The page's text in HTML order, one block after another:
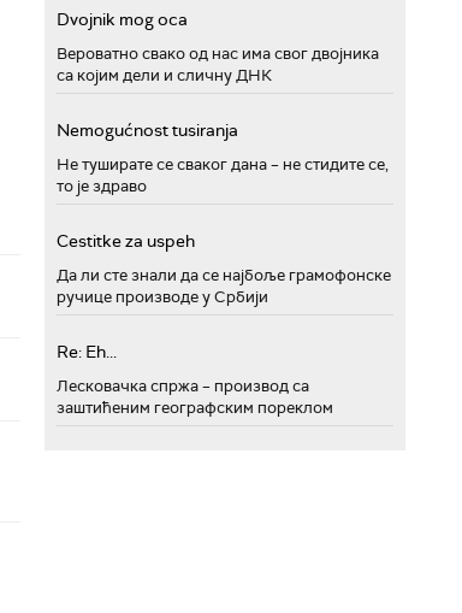
Dvojnik mog oca
Вероватно свако од нас има свог двојника
са којим дели и сличну ДНК
Nemogućnost tusiranja
Не туширате се сваког дана – не стидите се,
то је здраво
Cestitke za uspeh
Да ли сте знали да се најбоље грамофонске
ручице производе у Србији
Re: Eh...
Лесковачка спржа – производ са
заштићеним географским пореклом